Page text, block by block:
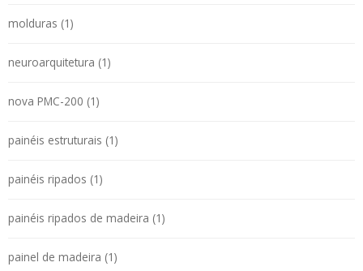
molduras (1)
neuroarquitetura (1)
nova PMC-200 (1)
painéis estruturais (1)
painéis ripados (1)
painéis ripados de madeira (1)
painel de madeira (1)